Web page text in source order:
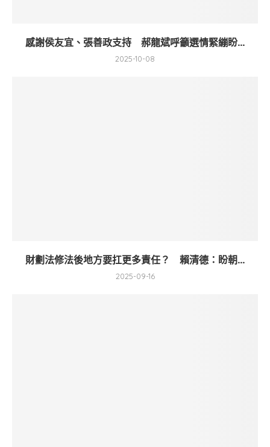
感謝侯友宜、張善政支持 郝龍斌呼籲選情緊繃盼...
2025-10-08
財劃法修法後地方要扛更多責任？ 賴清德：盼朝...
2025-09-16